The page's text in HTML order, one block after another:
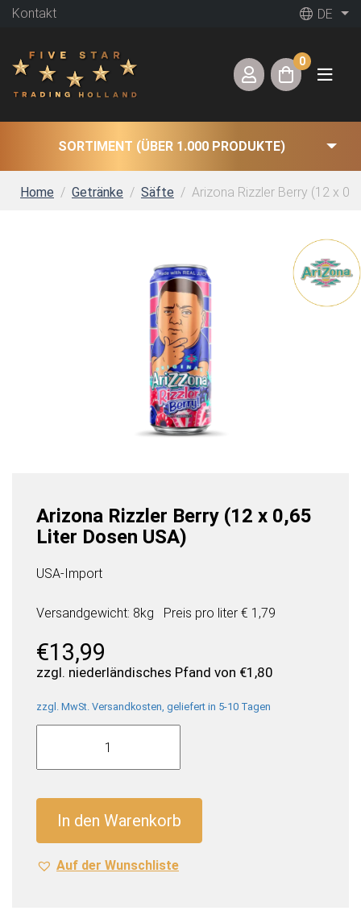
Kontakt DE
0
SORTIMENT (ÜBER 1.000 PRODUKTE)
Home Getränke Säfte Arizona Rizzler Berry (12 x
Arizona Rizzler Berry (12 x 0,65
Liter Dosen USA)
USA-Import
Versandgewicht: 8kg Preis pro liter € 1,79
€13,99
zzgl. niederländisches Pfand von €1,80
zzgl. MwSt. Versandkosten, geliefert in 5-10 Tagen
Arizona
Berry
0,65
Liter
Dosen
In den Warenkorb
Auf der Wunschliste